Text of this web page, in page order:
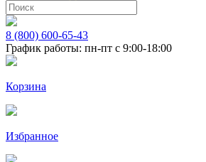
8 (800) 600-65-43
График работы: пн-пт с 9:00-18:00
Корзина
Избранное